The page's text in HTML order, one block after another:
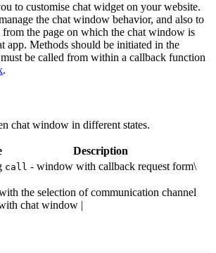
to customise chat widget on your website.
the chat window behavior, and also to
the page on which the chat window is
app. Methods should be initiated in the
be called from within a callback function
.
chat window in different states.
Description
call - window with callback request form\
the selection of communication channel
chat window |